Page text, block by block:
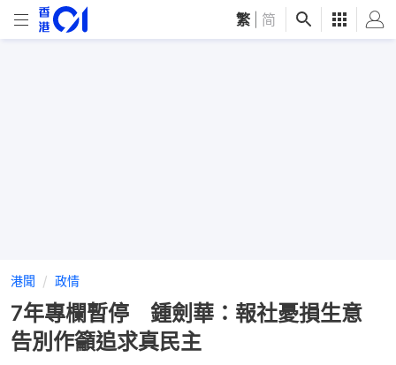
繁 简
港聞 政情
7年專欄暫停 鍾劍華：報社憂損生意
告別作籲追求真民主